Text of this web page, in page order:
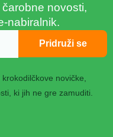
novosti,
nabiralnik.
novičke,
ki jih ne gre zamuditi.
Pridruži se